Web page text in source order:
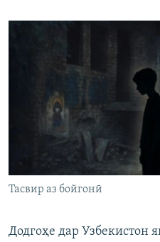
Тасвир аз бойгонӣ
Додгоҳе дар Узбекистон